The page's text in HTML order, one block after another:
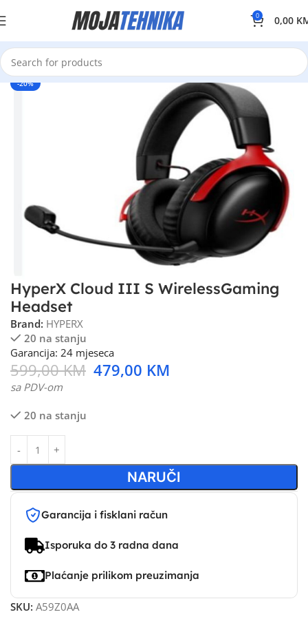
0 0,00
-20%
HyperX Cloud III S WirelessGaming
Headset
Brand: HYPERX
20 na stanju
Garancija: 24 mjeseca
599,00KM 479,00 KM
sa PDV-om
20 na stanju
NARUČI
Garancija i fisklani račun
Isporuka do 3 radna dana
Plaćanje prilikom preuzimanja
SKU: A59Z0AA